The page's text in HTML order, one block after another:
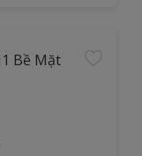
Bề Mặt